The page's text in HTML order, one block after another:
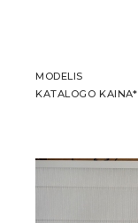
MODELIS
KATALOGO KAINA*